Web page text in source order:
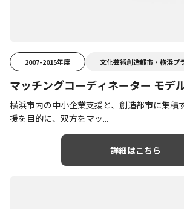
2007-2015年度 文化芸術創造都市・横浜プ
マッチングコーディネーター モデ
横浜市内の中小企業支援と、創造都市に集積
援を目的に、双方をマッ...
詳細はこちら